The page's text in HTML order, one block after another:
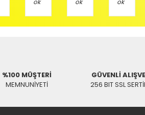
: Akıncılar Mh. Pancar Arkası Sk. No:10/B2
Anlaşma No : 152 294 193 1342
%100 MÜŞTERİ
MEMNUNİYETİ
GÜVENLİ
256 BIT SSL